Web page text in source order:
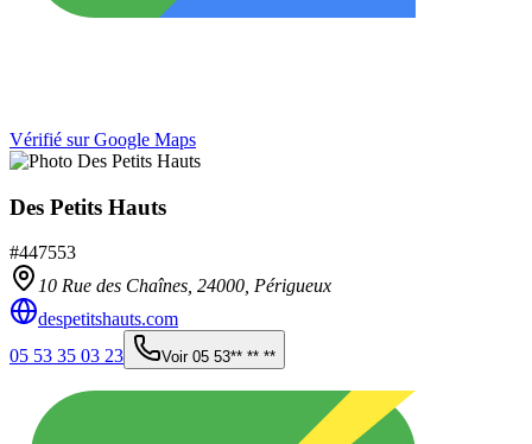
Vérifié sur Google Maps
Des Petits Hauts
#447553
10 Rue des Chaînes, 24000 Périgueux
despetitshauts.com
05 53 35 03 23
Voir 05 53** ** **